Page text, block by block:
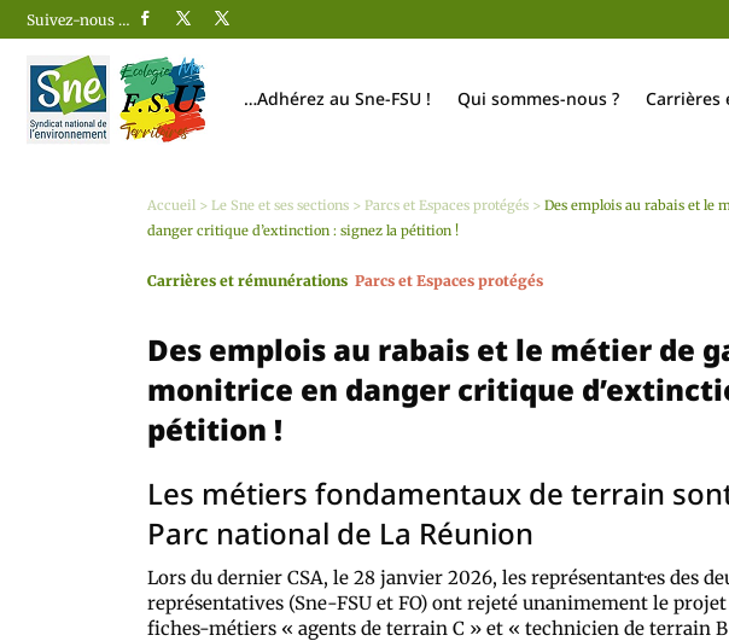
Suivez-nous …
…Adhérez au Sne-FSU ! Qui sommes-nous ? Carrières
Accueil > Le Sne et ses sections > Parcs et Espaces protégés > Des emplois au rabais et le
danger critique d’extinction : signez la pétition !
Carrières et rémunérations Parcs et Espaces protégés
Des emplois au rabais et le métier de
monitrice en danger critique
pétition !
Les métiers fondamentaux de terrain
Parc national de La Réunion
Lors du dernier CSA, le 28 janvier 2026, les représentant·es des
représentatives (Sne-FSU et FO) ont rejeté unanimement le
fiches-métiers « agents de terrain C » et « technicien de terrain